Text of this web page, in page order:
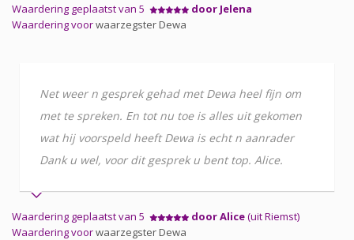
Waardering geplaatst van 5
door Jelena
Waardering voorwaarzegster Dewa
Net weer n gesprek gehad met Dewa heel fijn om
met te spreken. En tot nu toe is alles uit gekomen
wat hij voorspeld heeft Dewa is echt n aanrader
Dank u wel, voor dit gesprek u bent top. Alice.
Waardering geplaatst van 5 door Alice(uit Riemst)
Waardering voorwaarzegster Dewa